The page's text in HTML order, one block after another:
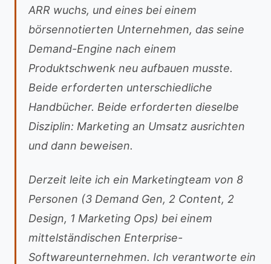
ARR wuchs, und eines bei einem
börsennotierten Unternehmen, das seine
Demand-Engine nach einem
Produktschwenk neu aufbauen musste.
Beide erforderten unterschiedliche
Handbücher. Beide erforderten dieselbe
Disziplin: Marketing an Umsatz ausrichten
und dann beweisen.
Derzeit leite ich ein Marketingteam von 8
Personen (3 Demand Gen, 2 Content, 2
Design, 1 Marketing Ops) bei einem
mittelständischen Enterprise-
Softwareunternehmen. Ich verantworte ein